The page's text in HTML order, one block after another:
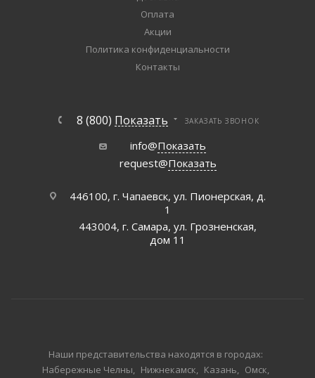
Оплата
Акции
Политика конфиденциальности
Контакты
8 (800) Показать ЗАКАЗАТЬ ЗВОНОК
info@Показать
request@Показать
446100, г. Чапаевск, ул. Пионерская, д.
1
443004, г. Самара, ул. Грозненская,
дом 11
Наши представительства находятся в городах:
Набережные Челны
Нижнекамск Казань Омск